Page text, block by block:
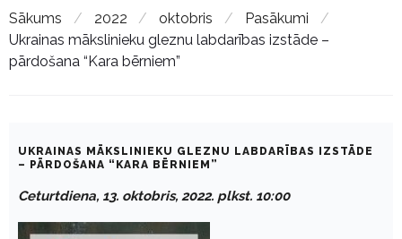
Sākums / 2022 / oktobris / Pasākumi
/
Ukrainas mākslinieku gleznu labdarības izstāde –
pārdošana “Kara bērniem”
UKRAINAS MĀKSLINIEKU GLEZNU LABDARĪBAS IZSTĀDE
– PĀRDOŠANA “KARA BĒRNIEM”
Ceturtdiena, 13. oktobris, 2022. plkst. 10:00